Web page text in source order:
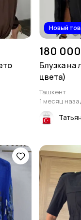
Новый
180
Блузка на
цвета)
Ташкент
1 месяц